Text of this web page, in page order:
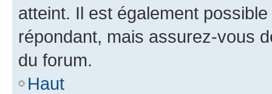
atteint. Il est également
répondant, mais assurez-vous
du forum.
Haut